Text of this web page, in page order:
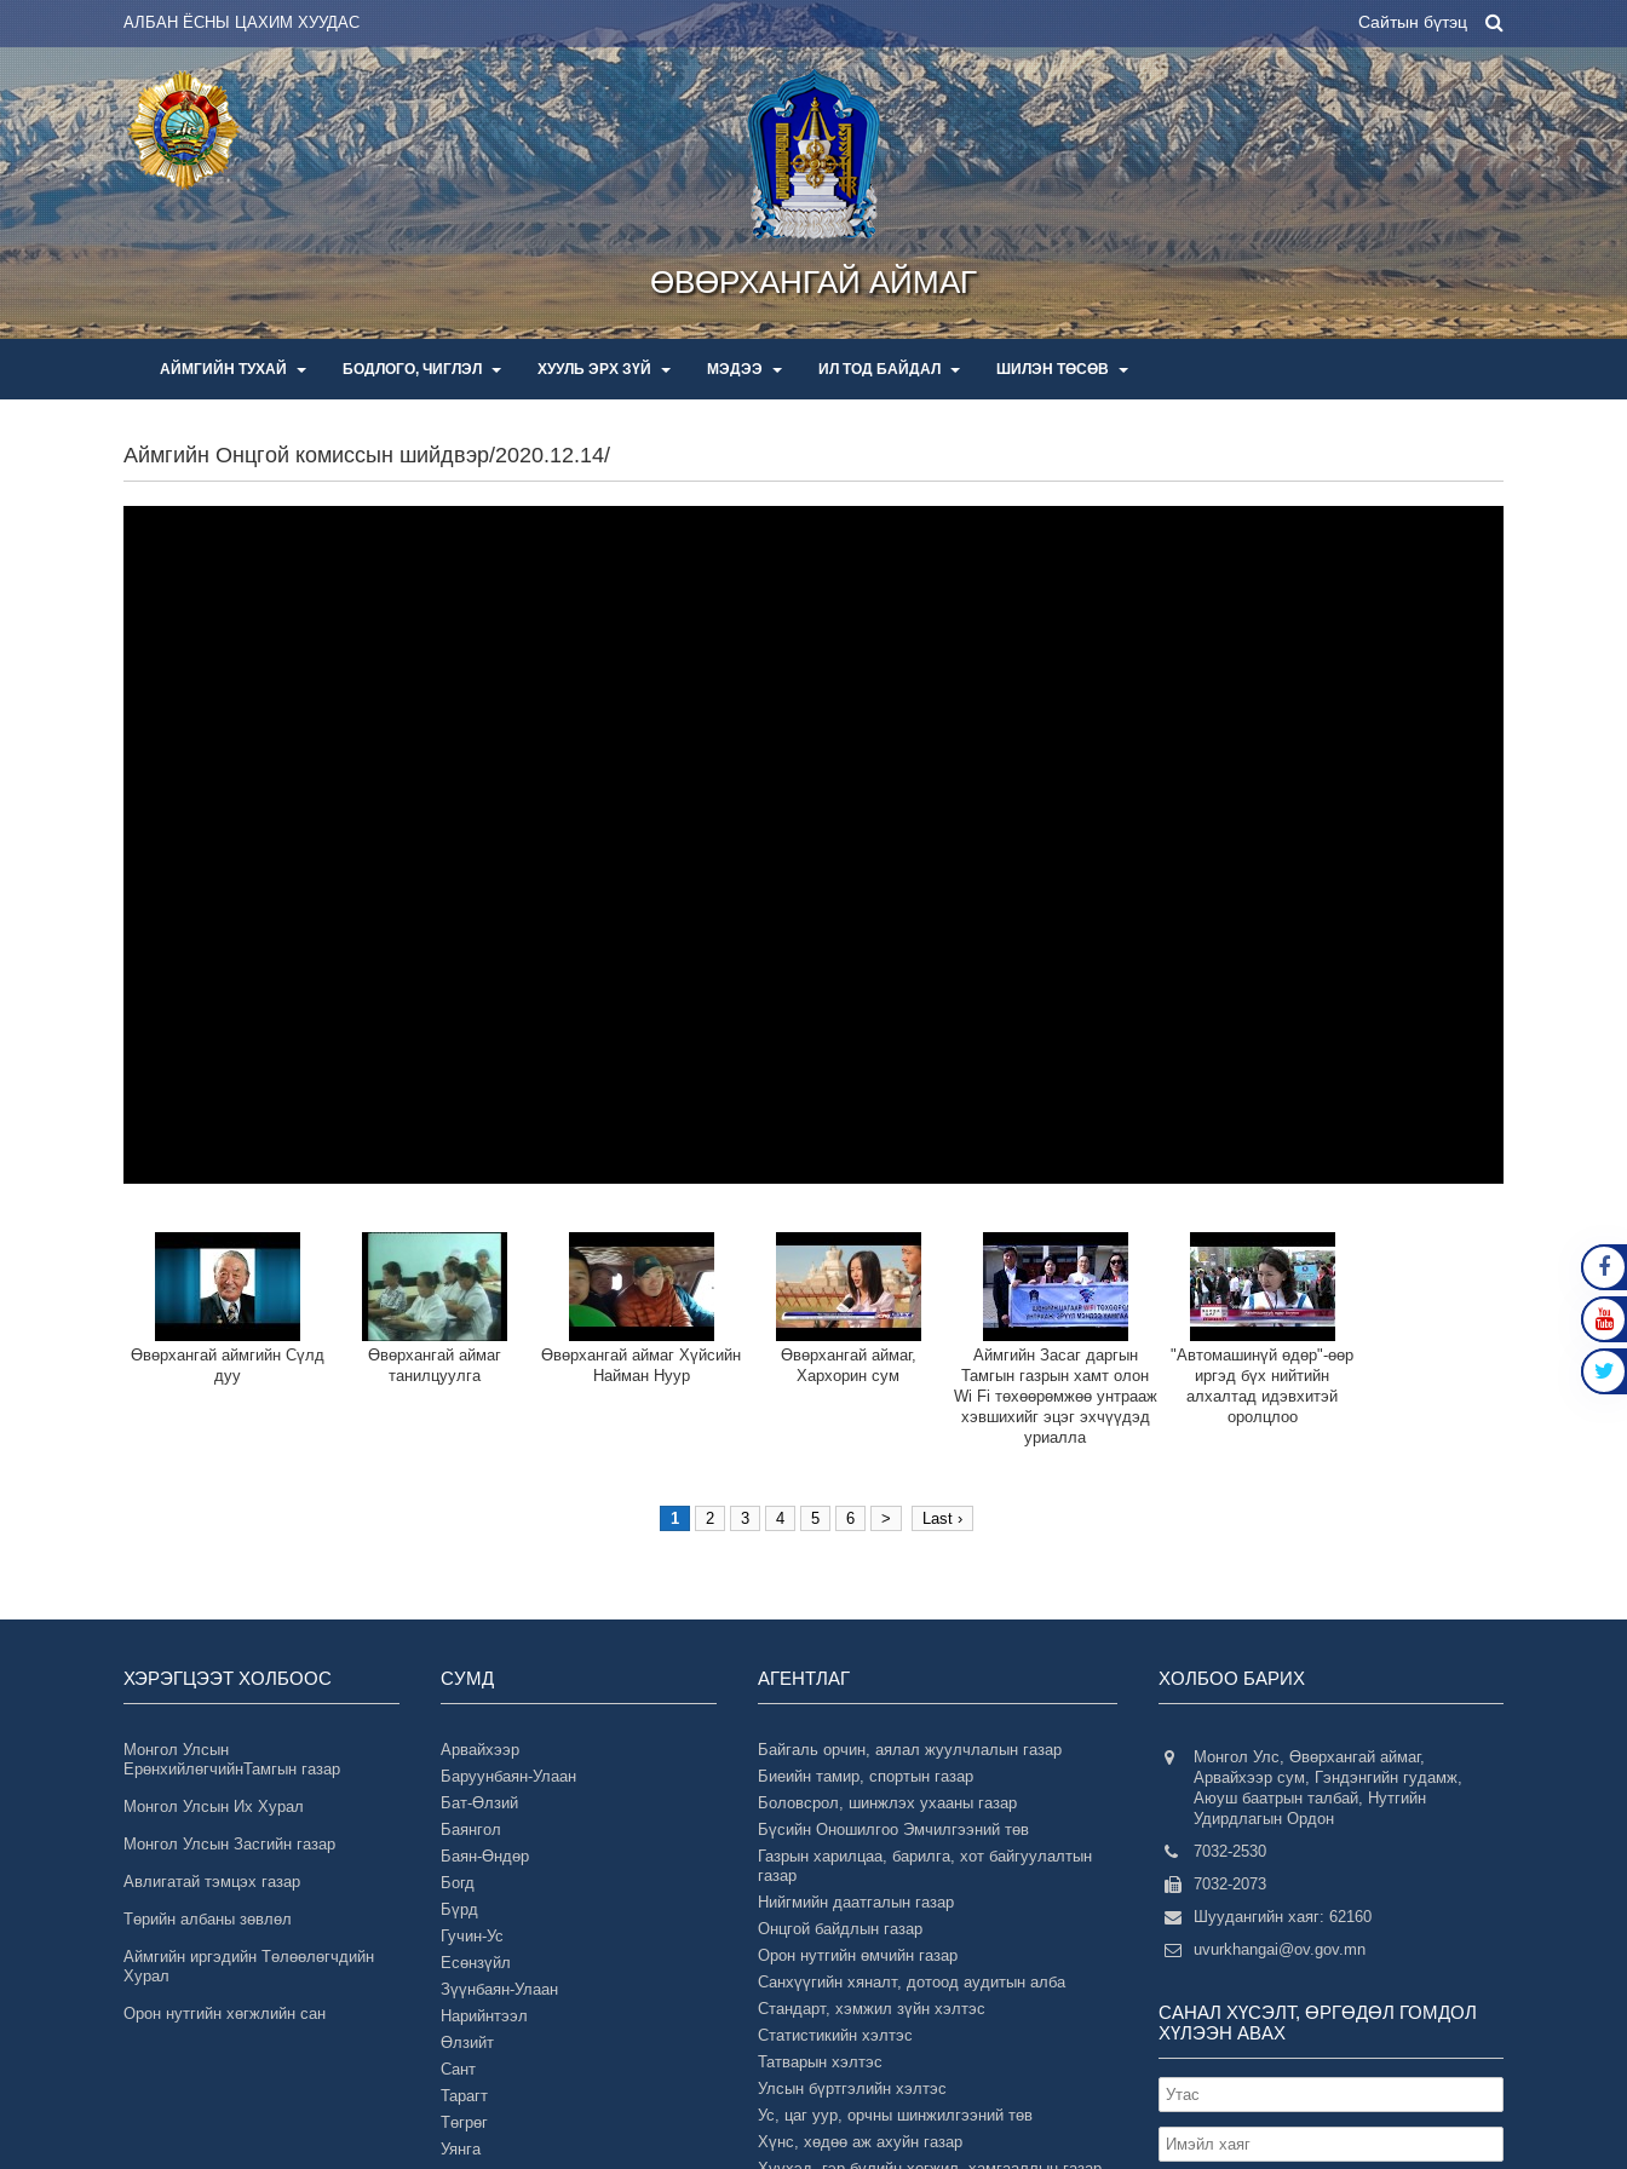
АЛБАН ЁСНЫ ЦАХИМ ХУУДАС Сайтын бүтэц
ӨВӨРХАНГАЙ АЙМАГ
АЙМГИЙН ТУХАЙ БОДЛОГО, ЧИГЛЭЛ ХУУЛЬ ЭРХ ЗҮЙ МЭДЭЭ ИЛ ТОД БАЙДАЛ ШИЛЭН ТӨСӨВ
Аймгийн Онцгой комиссын шийдвэр/2020.12.14/
Өвөрхангай аймгийн Сүлд
дуу
Өвөрхангай аймаг
танилцуулга
Өвөрхангай аймаг Хүйсийн
Найман Нуур
Өвөрхангай аймаг,
Хархорин сум
Аймгийн Засаг даргын
Тамгын газрын хамт олон
Wi Fi төхөөрөмжөө унтрааж
хэвшихийг эцэг эхчүүдэд
уриалла
"Автомашинүй өдөр"-өөр
иргэд бүх нийтийн
алхалтад идэвхитэй
оролцлоо
1 2 3 4 5 6 > Last ›
ХЭРЭГЦЭЭТ ХОЛБООС
Монгол Улсын
ЕрөнхийлөгчийнТамгын газар
Монгол Улсын Их Хурал
Монгол Улсын Засгийн газар
Авлигатай тэмцэх газар
Төрийн албаны зөвлөл
Аймгийн иргэдийн Төлөөлөгчдийн
Хурал
Орон нутгийн хөгжлийн сан
СУМД
Арвайхээр
Баруунбаян-Улаан
Бат-Өлзий
Баянгол
Баян-Өндөр
Богд
Бүрд
Гучин-Ус
Есөнзүйл
Зүүнбаян-Улаан
Нарийнтээл
Өлзийт
Сант
Тарагт
Төгрөг
Уянга
АГЕНТЛАГ
Байгаль орчин, аялал жуулчлалын газар
Биеийн тамир, спортын газар
Боловсрол, шинжлэх ухааны газар
Бүсийн Оношилгоо Эмчилгээний төв
Газрын харилцаа, барилга, хот байгуулалтын
газар
Нийгмийн даатгалын газар
Онцгой байдлын газар
Орон нутгийн өмчийн газар
Санхүүгийн хяналт, дотоод аудитын алба
Стандарт, хэмжил зүйн хэлтэс
Статистикийн хэлтэс
Татварын хэлтэс
Улсын бүртгэлийн хэлтэс
Ус, цаг уур, орчны шинжилгээний төв
Хүнс, хөдөө аж ахуйн газар
ХОЛБОО БАРИХ
Монгол Улс, Өвөрхангай аймаг,
Арвайхээр сум, Гэндэнгийн гудамж,
Аюуш баатрын талбай, Нутгийн
Удирдлагын Ордон
7032-2530
7032-2073
Шуудангийн хаяг: 62160
uvurkhangai@ov.gov.mn
САНАЛ ХҮСЭЛТ, ӨРГӨДӨЛ ГОМДОЛ
ХҮЛЭЭН АВАХ